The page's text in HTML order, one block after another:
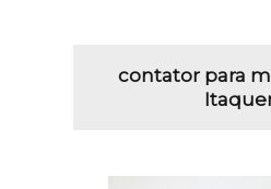
contator para